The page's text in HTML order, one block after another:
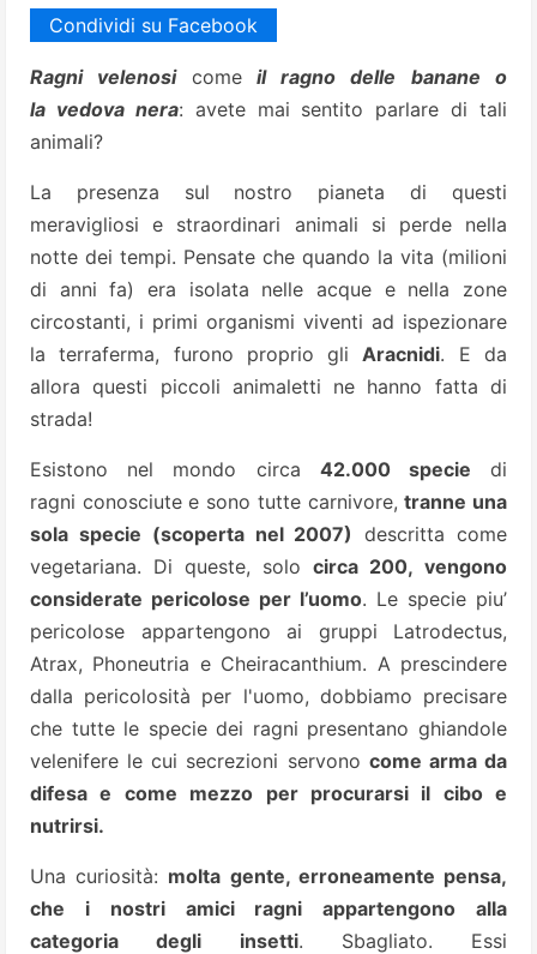
Condividi su Facebook
Ragni velenosi comeil ragno delle banane o
la vedova nera: avete mai sentito parlare di tali
animali?
La presenza sul nostro pianeta di questi
meravigliosi e straordinari animali si perde nella
notte dei tempi. Pensate che quando la vita (milioni
di anni fa) era isolata nelle acque e nella zone
circostanti, i primi organismi viventi ad ispezionare
la terraferma, furono proprio gliAracnidi. E da
allora questi piccoli animaletti ne hanno fatta di
strada!
Esistono nel mondo circa 42.000 specie di
ragni conosciute e sono tutte carnivore,tranne una
sola specie (scoperta nel 2007) descritta come
vegetariana. Di queste, solo circa 200, vengono
considerate pericolose per l’uomo. Le specie piu’
pericolose appartengono ai gruppi Latrodectus,
Atrax, Phoneutria e Cheiracanthium. A prescindere
dalla pericolosità per l'uomo, dobbiamo precisare
che tutte le specie dei ragni presentano ghiandole
velenifere le cui secrezioni servono come arma da
difesa e come mezzo per procurarsi il cibo e
nutrirsi.
Una curiosità: molta gente, erroneamente pensa,
che i nostri amici ragni appartengono alla
categoria degli insetti. Sbagliato. Essi